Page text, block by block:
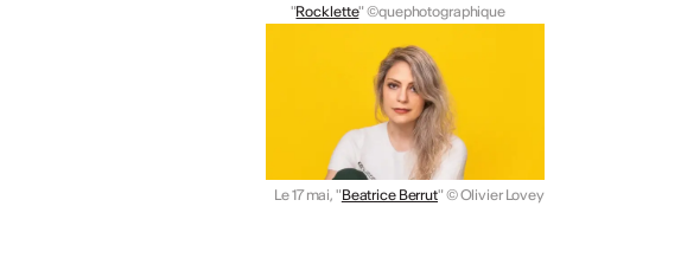
"Rocklette" ©quephotographique
Le 17 mai, "Beatrice Berrut" © Olivier Lovey